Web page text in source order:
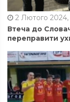
2 Лютого 2024,
Втеча до
переправити